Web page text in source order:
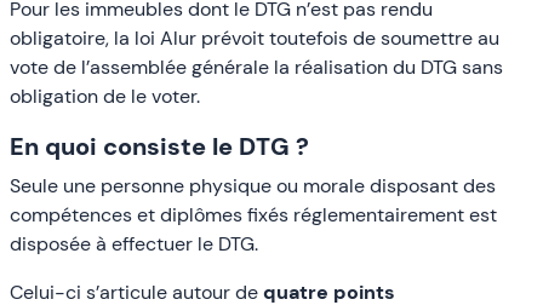
Pour les immeubles dont le DTG n’est pas rendu
obligatoire, la loi Alur prévoit toutefois de soumettre au
vote de l’assemblée générale la réalisation du DTG sans
obligation de le voter.
En quoi consiste le DTG ?
Seule une personne physique ou morale disposant des
compétences et diplômes fixés réglementairement est
disposée à effectuer le DTG.
Celui-ci s’articule autour dequatre points